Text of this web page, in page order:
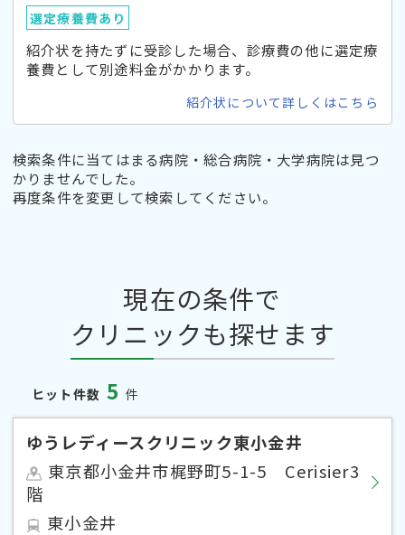
選定療養費あり
紹介状を持たずに受診した場合、診療費の他に選定療
養費として別途料金がかかります。
紹介状について詳しくはこちら
検索条件に当てはまる病院・総合病院・大学病院は見つ
かりませんでした。
再度条件を変更して検索してください。
現在の条件で
クリニックも探せます
ヒット件数 5 件
ゆうレディースクリニック東小金井
東京都小金井市梶野町5-1-5 Cerisier3
階
東小金井